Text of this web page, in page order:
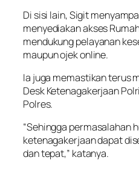
Di sisi lain, Sigit
menyediakan akses
mendukung pelayanan
maupun ojekonline.
Ia juga memastikan terus
Desk Ketenagakerjaan
Polres.
“Sehingga permasalahan
ketenagakerjaan dapat
dan tepat,” katanya.